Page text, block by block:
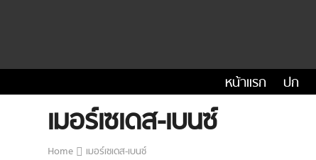
หน้าแรก ปก
เมอร์เซเดส-เบนซ์
Home เมอร์เซเดส-เบนซ์